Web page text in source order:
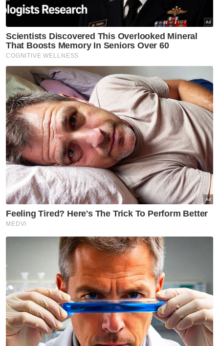
bersalah bunuh rakan
Menurutnya, tertuduh masih belajar dan ini
merupakan pertuduhan pertama yang
dihadapinya. Selain itu, ibu tertuduh
merupakan seorang pesara kerajaan.
Mahkamah kemudian membenarkan jaminan
sebanyak RM4,600 dengan seorang
penjamin dan menetapkan 15 Julai depan
sebagai tarikh sebutan semula kes.
Muat turun aplikasi Sinar Harian.Klik di sini!
Mahkamah
Penuntut Universiti
Dakwaan Seksual
Artikel Disyorkan
Semasa